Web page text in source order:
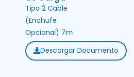
Tipo 2 Cable
(Enchufe
Opcional) 7m
Descargar Documento